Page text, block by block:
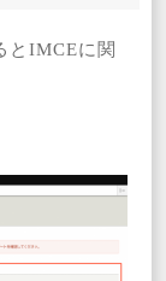
とIMCEに関